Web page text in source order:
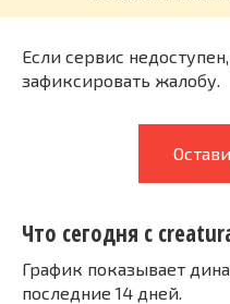
Если сервис
зафиксировать жалобу.
Что сегодня с
График показывает
последние 14 дней.